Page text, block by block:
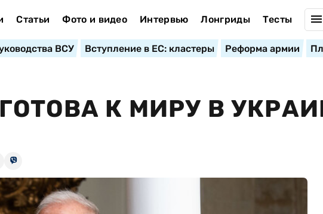
Статьи Фото и видео Интервью Лонгриды Тесты
ВСУ Вступление в ЕС: кластеры Реформа армии
К МИРУ В